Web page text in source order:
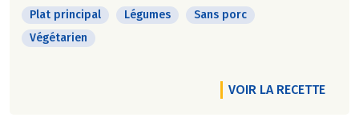
Plat principal Légumes
Sans porc
Végétarien
VOIR LA RECETTE